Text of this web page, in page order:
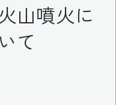
山噴火に
て